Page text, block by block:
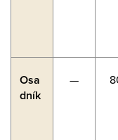
Osa
dník
—